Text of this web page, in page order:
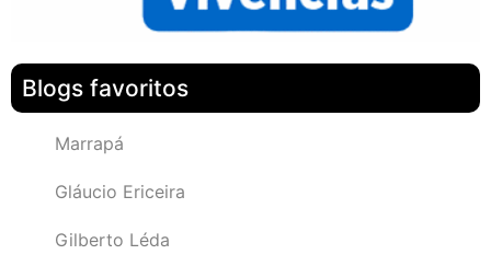
Blogs favoritos
Marrapá
Gláucio Ericeira
Gilberto Léda